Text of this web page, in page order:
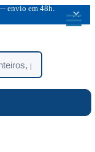
envio em 48h.
×